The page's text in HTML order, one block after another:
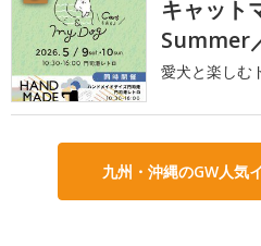
キャット
Summer
愛犬と楽しむ
九州・沖縄のGW人気